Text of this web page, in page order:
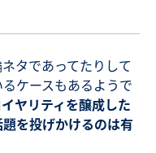
タであってたりして
ケースもあるようで
ヤリティを醸成した
を投げかけるのは有